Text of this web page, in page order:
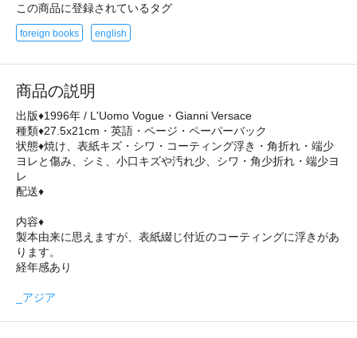
この商品に登録されているタグ
foreign books english
商品の説明
出版♦1996年 / L'Uomo Vogue・Gianni Versace
種類♦27.5x21cm・英語・ページ・ペーパーバック
状態♦焼け、表紙キズ・シワ・コーティング浮き・角折れ・端少
ヨレと傷み、シミ、小口キズや汚れ少、シワ・角少折れ・端少ヨ
レ
配送♦
内容♦
製本由来に思えますが、表紙綴じ付近のコーティングに浮きがあ
ります。
経年感あり
_アジア